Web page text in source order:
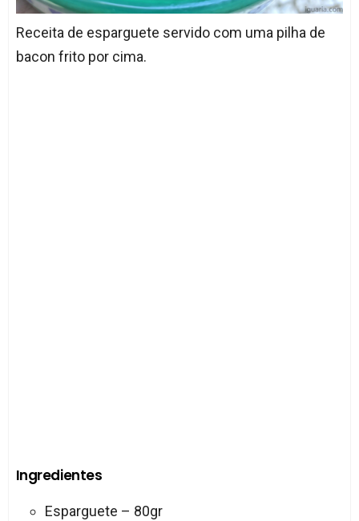
Receita de esparguete servido com uma pilha de
bacon frito por cima.
Ingredientes
Esparguete – 80gr